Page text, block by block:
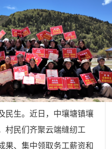
民生。近日，中壤塘镇壤
村民们齐聚云端缝纫工
果、集中领取务工薪资和